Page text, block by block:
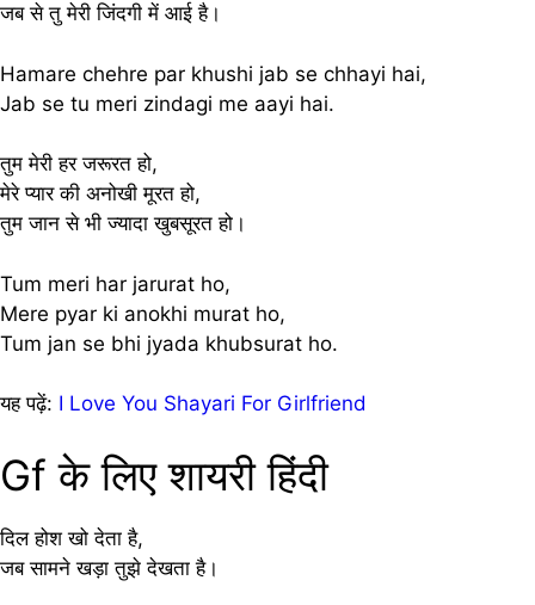
जब से तु मेरी जिंदगी में आई है।
Hamare chehre par khushi jab se chhayi hai,
Jab se tu meri zindagi me aayi hai.
तुम मेरी हर जरूरत हो,
मेरे प्यार की अनोखी मूरत हो,
तुम जान से भी ज्यादा खुबसूरत हो।
Tum meri har jarurat ho,
Mere pyar ki anokhi murat ho,
Tum jan se bhi jyada khubsurat ho.
यह पढ़ें: I Love You Shayari For Girlfriend
Gf के लिए शायरी हिंदी
दिल होश खो देता है,
जब सामने खड़ा तुझे देखता है।